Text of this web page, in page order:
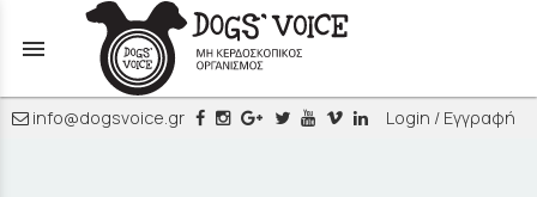
menu
info@dogsvoice.gr Login / Εγγραφή